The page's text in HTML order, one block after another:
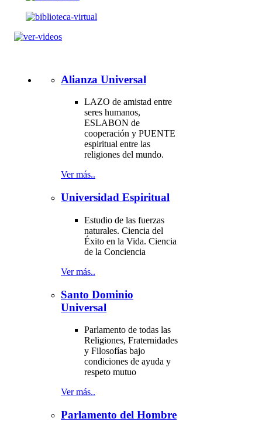
Alianza Universal
LAZO de amistad entre
seres humanos,
ESLABON de
cooperación y PUENTE
espiritual entre las
religiones del mundo.
Ver más..
Universidad Espiritual
Estudio de las fuerzas
naturales. Ciencia del
Éxito en la Vida. Ciencia
de la Conciencia
Ver más..
Santo Dominio
Universal
Parlamento de todas las
Religiones, Fraternidades
y Filosofías bajo
condiciones de ayuda y
respeto mutuo
Ver más..
Parlamento del Hombre